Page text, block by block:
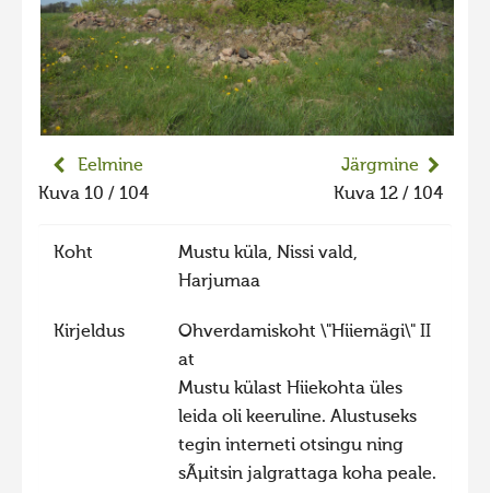
Hiite kuvavõistlus 2025 lisa
Liikuvad kuvad 2025
Hiite kuvavõistlus 2024
Liikuvad kuvad 2024
Hiite kuvavõistlus 2023 lisa
Hiite kuvavõistlus 2022
Liikuvad kuvad 2022
Hiite kuvavõistlus 2021
Eelmine
Kuva 10 / 104
Järgmine
Kuva 12 / 104
Koht
Mustu küla, Nissi vald,
Harjumaa
Kirjeldus
Ohverdamiskoht \"Hiiemägi\" II
at
Mustu külast Hiiekohta üles
leida oli keeruline. Alustuseks
tegin interneti otsingu ning
sÃµitsin jalgrattaga koha peale.